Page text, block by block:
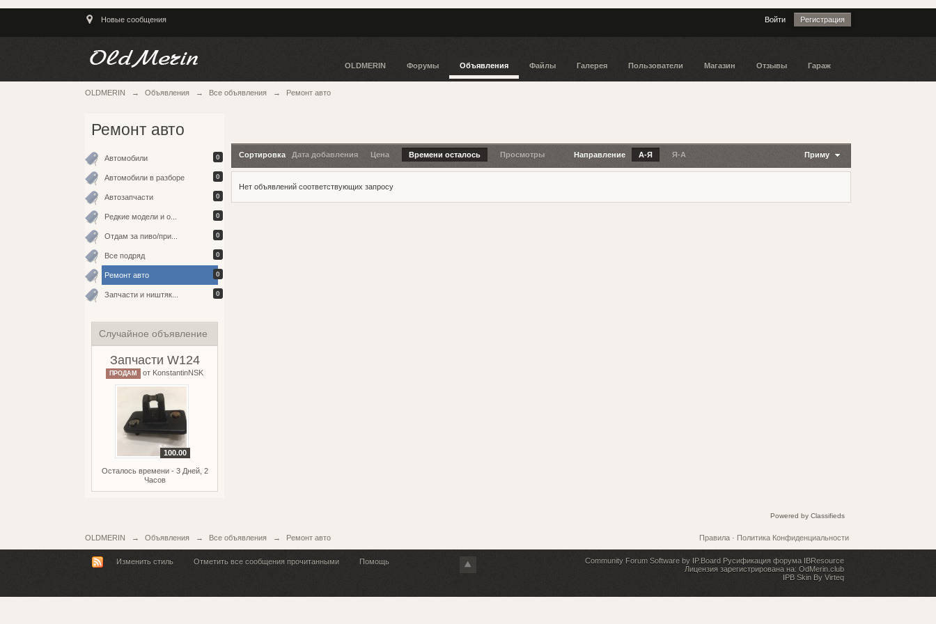
Новые сообщения Войти Регистрация
OLDMERIN Форумы Объявления Файлы Галерея Пользователи Магазин Отзывы Гараж
OLDMERIN → Объявления → Все объявления → Ремонт авто
Ремонт авто
Автомобили 0
Автомобили в разборе 0
Автозапчасти 0
Редкие модели и о... 0
Отдам за пиво/при... 0
Все подряд 0
Ремонт авто 0
Запчасти и ништяк... 0
Случайное объявление
Запчасти W124
ПРОДАМ от KonstantinNSK
100.00
Осталось времени - 3 Дней, 2
Часов
Приму
Сортировка Дата добавления Цена Времени осталось Просмотры Направление А-Я Я-А
Нет объявлений соответствующих запросу
Powered by Classifieds
OLDMERIN → Объявления → Все объявления → Ремонт авто Политика Конфиденциальности
Правила ·
Изменить стиль Отметить все сообщения прочитанными Помощь Community Forum Software by IP.Board Русификация форума IBResource
Лицензия зарегистрирована на: OdMerin.club
IPB Skin By Virteq